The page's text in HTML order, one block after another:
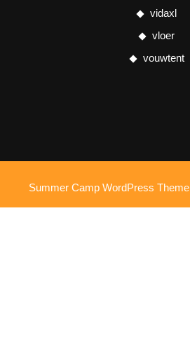
vidaxl
vloer
vouwtent
Summer Camp WordPress Theme